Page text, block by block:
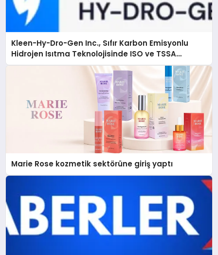
Kleen-Hy-Dro-Gen Inc., Sıfır Karbon Emisyonlu
Hidrojen Isıtma Teknolojisinde ISO ve TSSA
Düzenleyici Onaylarını Aldı
Marie Rose kozmetik sektörüne giriş yaptı